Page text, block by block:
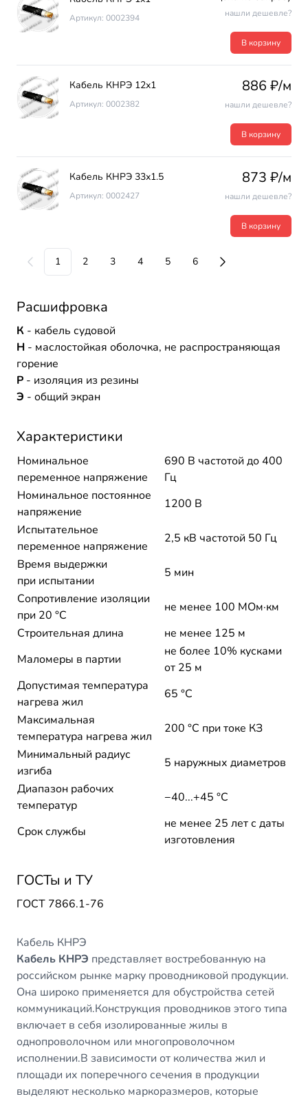
Артикул: 0002394 нашли дешевле?
В корзину
Кабель КНРЭ 12х1
Артикул: 0002382
886 ₽/м
нашли дешевле?
В корзину
Кабель КНРЭ 33х1.5
Артикул: 0002427
873 ₽/м
нашли дешевле?
В корзину
1 2 3 4 5 6
Расшифровка
К - кабель судовой
Н - маслостойкая оболочка, не распространяющая
горение
Р - изоляция из резины
Э - общий экран
Характеристики
Номинальное
переменное напряжение
690 В частотой до 400
Гц
Номинальное постоянное
напряжение
1200 В
Испытательное
переменное напряжение
2,5 кВ частотой 50 Гц
Время выдержки
при испытании
5 мин
Сопротивление изоляции
при 20 °С
не менее 100 МОм·км
Строительная длина
не менее 125 м
Маломеры в партии
не более 10% кусками
от 25 м
Допустимая температура
нагрева жил
65 °С
Максимальная
температура нагрева жил
200 °C при токе КЗ
Минимальный радиус
изгиба
5 наружных диаметров
Диапазон рабочих
температур
−40...+45 °C
Срок службы
не менее 25 лет с даты
изготовления
ГОСТы и ТУ
ГОСТ 7866.1-76
Кабель КНРЭ
Кабель КНРЭ представляет востребованную на
российском рынке марку проводниковой продукции.
Она широко применяется для обустройства сетей
коммуникаций.Конструкция проводников этого типа
включает в себя изолированные жилы в
однопроволочном или многопроволочном
исполнении.В зависимости от количества жил и
площади их поперечного сечения в продукции
выделяют несколько маркоразмеров, которые